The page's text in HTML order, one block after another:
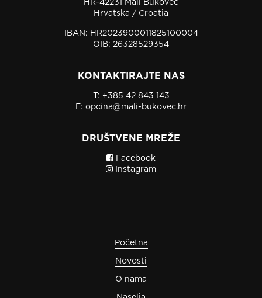
HR-42231 Mali Bukovec
Hrvatska / Croatia
IBAN: HR2023900011825100004
OIB: 26328529354
KONTAKTIRAJTE NAS
T: +385 42 843 143
E: opcina@mali-bukovec.hr
DRUŠTVENE MREŽE
Facebook
Instagram
Početna
Novosti
O nama